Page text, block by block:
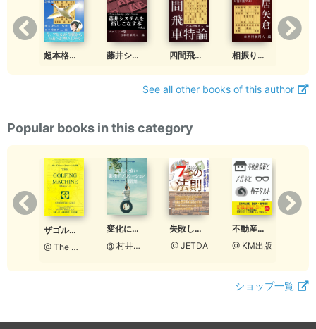
超本格！アヒル戦法 急戦編 藤井システムを指しこなす本 Vol.2 ファミレス版 四間飛車特論 対elmo囲い急戦 第2~3章 Vol.1 相振り土居矢倉 対菅井流 Vol.1
See all other books of this author
Popular books in this category
ザゴルフィングマシーン日本語版
@ The Golfing Machine, LLC
変化に強い業務アプリケーション開発
@ 村井裕之
失敗したくない出版方法の選び方７つの法則
@ JETDA
不動産投資とメガネと柚子タルト
@ KM出版
ショップ一覧